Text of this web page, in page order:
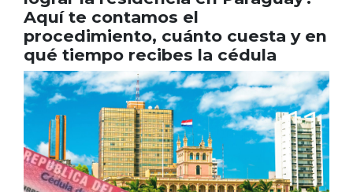
Aquí te contamos el
procedimiento, cuánto cuesta y en
qué tiempo recibes la cédula